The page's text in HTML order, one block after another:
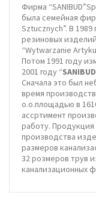
Фирма
была семейная
Sztucznych”. В
резиновых
“Wytwarzanie
Потом 1991 году
2001 году “SANIBUD
Сначала это был
время
o.o.площадью в
ассртимент
работу.
производства
размеров
32 розмеров трув
канализационных